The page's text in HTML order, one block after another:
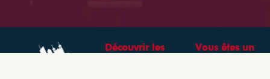
Découvrir les
Vous êtes un